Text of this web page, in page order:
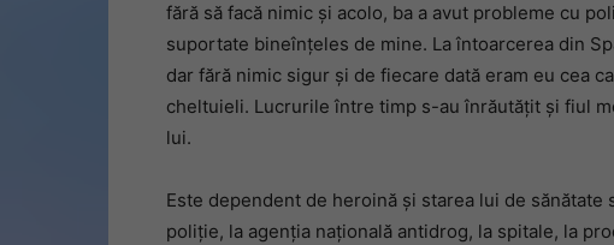
fără să facă nimic și acolo, ba a avut probleme cu
suportate bineînțeles de mine. La întoarcerea din
dar fără nimic sigur și de fiecare dată eram eu cea
cheltuieli. Lucrurile între timp s-au înrăutățit și fiul
lui.
Este dependent de heroină și starea lui de
poliție, la agenția națională antidrog, la spitale, la